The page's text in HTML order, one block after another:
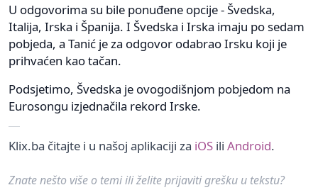
U odgovorima su bile ponuđene opcije - Švedska,
Italija, Irska i Španija. I Švedska i Irska imaju po sedam
pobjeda, a Tanić je za odgovor odabrao Irsku koji je
prihvaćen kao tačan.
Podsjetimo, Švedska je ovogodišnjom pobjedom na
Eurosongu izjednačila rekord Irske.
Klix.ba čitajte i u našoj aplikaciji za iOS ili Android.
Znate nešto više o temi ili želite prijaviti grešku u tekstu?